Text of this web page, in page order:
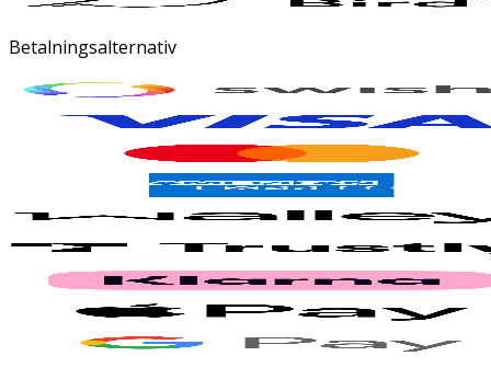
Betalningsalternativ